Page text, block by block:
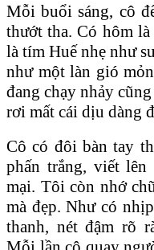
Mỗi buổi sáng, cô
thướt tha. Có hôm
là tím Huế nhẹ như
như một làn gió
đang chạy nhảy
rơi mất cái dịu dàng
Cô có đôi bàn tay
phấn trắng, viết lên
mại. Tôi còn nhớ
mà đẹp. Như có
thanh, nét đậm rõ